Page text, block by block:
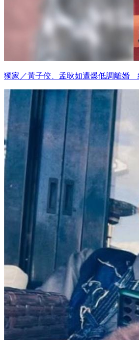
獨家／黃子佼、孟耿如遭爆低調離婚